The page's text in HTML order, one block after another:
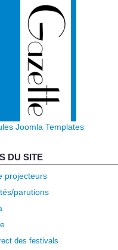
Joomla Templates
DU SITE
projecteurs
parutions
des festivals